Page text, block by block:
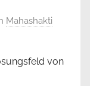
Mahashakti
von